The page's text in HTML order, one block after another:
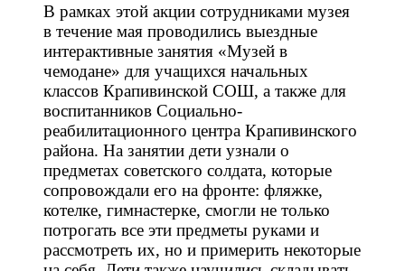
В рамках этой акции сотрудниками музея
в течение мая проводились выездные
интерактивные занятия «Музей в
чемодане» для учащихся начальных
классов Крапивинской СОШ, а также для
воспитанников Социально-
реабилитационного центра Крапивинского
района. На занятии дети узнали о
предметах советского солдата, которые
сопровождали его на фронте: фляжке,
котелке, гимнастерке, смогли не только
потрогать все эти предметы руками и
рассмотреть их, но и примерить некоторые